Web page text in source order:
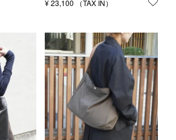
¥23,100